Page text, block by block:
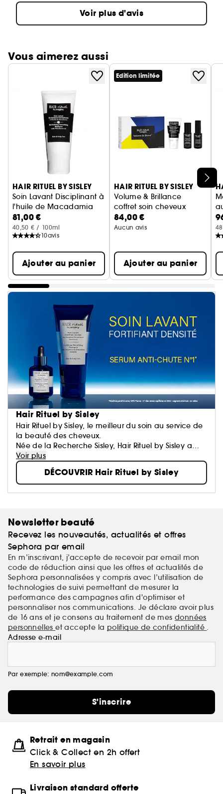
Voir plus d'avis
Vous aimerez aussi
Ignorer le carrousel produits
HAIR RITUEL BY SISLEY
Soin Lavant Disciplinant à
l'huile de Macadamia
Shampoing cheveux bouclés
81,00 €
40,50 € / 100ml
10avis
Ajouter au panier
Edition limitée
HAIR RITUEL BY SISLEY
Volume & Brillance
coffret soin cheveux
84,00 €
Aucun avis
Ajouter au panier
Hair Rituel by Sisley
Hair Rituel by Sisley, le meilleur du soin au service de
la beauté des cheveux.
Née de la Recherche Sisley, Hair Rituel by Sisley a
conçu des soins capillaires ultra-performants qui
s'adressent aux hommes comme aux femmes.
Voir plus
DÉCOUVRIR Hair Rituel by Sisley
Newsletter beauté
Recevez les nouveautés, actualités et offres
Sephora par email
En m’inscrivant, j’accepte de recevoir par email mon
code de réduction ainsi que les offres et actualités de
Sephora personnalisées y compris avec l’utilisation de
technologies de suivi permettant de mesurer la
performance des campagnes afin d'optimiser et
personnaliser nos communications. Je déclare avoir plus
de 16 ans et je consens au traitement de mes données
personnelleset accepte la politique de confidentialité .
Adresse e-mail
Par exemple: nom@example.com
S'inscrire
Retrait en magasin
Click & Collect en 2h offert
En savoir plus
Livraison standard offerte